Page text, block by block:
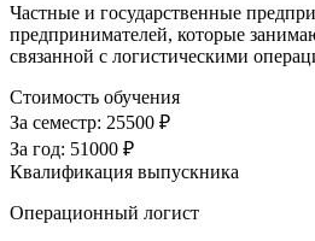
Частные и государственные
предпринимателей, которые
связанной с логистическими
Стоимость обучения
За семестр: 25500 ₽
За год: 51000 ₽
Квалификация выпускника
Операционный логист